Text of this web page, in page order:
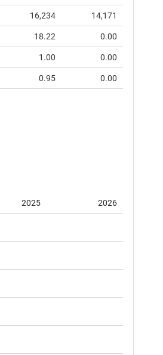
16,234 14,171
18.22 0.00
1.00 0.00
0.95 0.00
2025 2026